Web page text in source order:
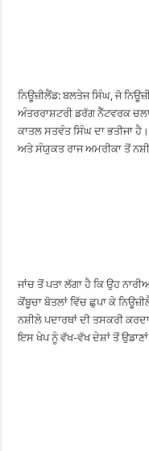
ਨਿਊਜ਼ੀਲੈਂਡ: ਬਲਤੇਜ ਸਿੰਘ, ਜੋ
ਅੰਤਰਰਾਸ਼ਟਰੀ ਡਰੱਗ ਨੈੱਟਵਰਕ
ਕਾਤਲ ਸਤਵੰਤ ਸਿੰਘ ਦਾ ਭਤੀਜਾ
ਅਤੇ ਸੰਯੁਕਤ ਰਾਜ ਅਮਰੀਕਾ ਤੋਂ
ਜਾਂਚ ਤੋਂ ਪਤਾ ਲੱਗਾ ਹੈ ਕਿ ਉਹ
ਕੋਂਬੂਚਾ ਬੋਤਲਾਂ ਵਿੱਚ ਛੁਪਾ ਕੇ
ਨਸ਼ੀਲੇ ਪਦਾਰਥਾਂ ਦੀ ਤਸਕਰੀ
ਇਸ ਖੇਪ ਨੂੰ ਵੱਖ-ਵੱਖ ਦੇਸ਼ਾਂ ਤੋਂ